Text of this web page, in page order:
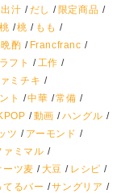
出汁 だし
限定商品
桃
もも
晩酌
Francfranc
フト
工作
ミチキ
ト 中華 常備
動画
ハングル
ツ
アーモンド
ァミマル
ーツ麦 大豆
レシピ
るバー
サングリア